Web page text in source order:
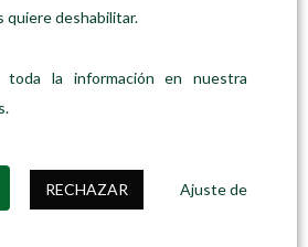
se
elegir
producto
· Edición Descubrimiento
quiere deshabilitar.
toda la información en nuestra
RECHAZAR Ajuste de